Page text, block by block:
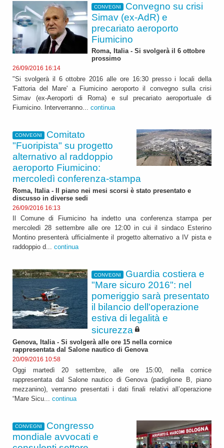
CONVEGNI
Convegno su crisi
Simav (ex-AdR) e
precariato aeroporto
Fiumicino
Roma, Italia - Si svolgerà il 6 ottobre
prossimo
26/09/2016 16:14
"Si svolgerà il 6 ottobre 2016 alle ore 16:30 presso i locali della
'Fattoria del Mare' a Fiumicino aeroporto il convegno sulla crisi
Simav (ex-Aeroporti di Roma) e sul precariato aeroportuale di
Fiumicino. Interverranno... continua
CONVEGNI
Comitato
"Fuoripista" su progetto
alternativo al raddoppio
aeroporto Fiumicino:
mercoledì conferenza-stampa
Roma, Italia - Il piano nei mesi scorsi è stato presentato e
discusso in diverse sedi
26/09/2016 16:13
Il Comune di Fiumicino ha indetto una conferenza stampa per
mercoledì 28 settembre alle ore 12:00 in cui il sindaco Esterino
Montino presenterà ufficialmente il progetto alternativo a IV pista e
raddoppio d... continua
CONVEGNI
Guardia costiera e
"Mare sicuro 2016": nel
pomeriggio sarà presentato
il bilancio dell'operazione
estiva di legalità e
sicurezza
Genova, Italia - Si svolgerà alle ore 15 nella cornice
rappresentata dal Salone nautico di Genova
20/09/2016 10:58
Oggi martedì 20 settembre, alle ore 15:00, nella cornice
rappresentata dal Salone nautico di Genova (padiglione B, piano
mezzanino), verranno presentati i dati finali relativi all’operazione
“Mare Sicu... continua
CONVEGNI
Congresso
mondiale avvocati e